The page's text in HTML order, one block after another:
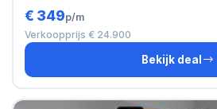
€ 349p/m
Verkoopprijs € 24.900
Bekijk deal